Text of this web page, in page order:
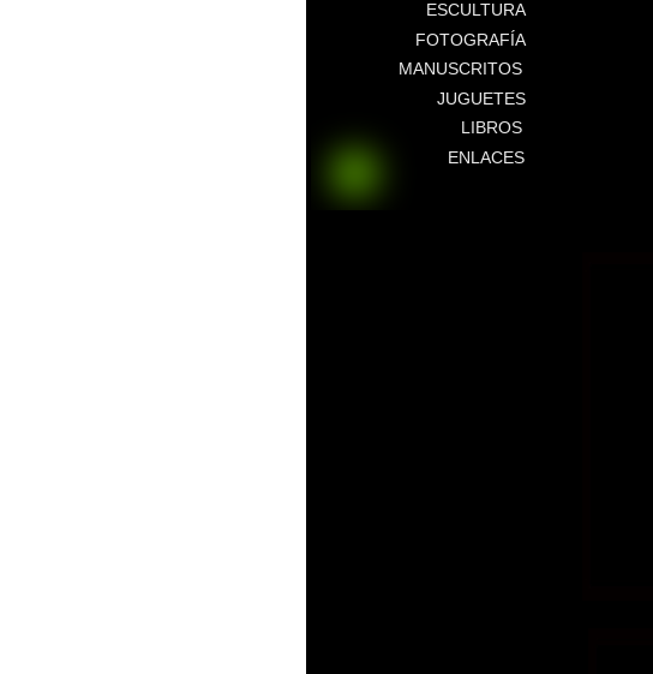
ESCULTURA
FOTOGRAFÍA
MANUSCRITOS
JUGUETES
LIBROS
ENLACES